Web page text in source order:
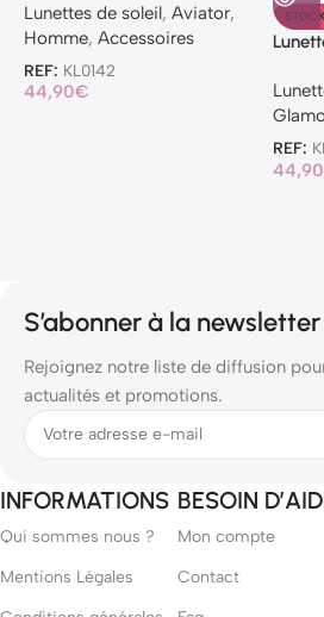
Lunettes de soleil, Aviator,
Homme, Accessoires
REF: KL0142
44,90€
REF:
44,90
S’abonner à la newsletter
Rejoignez notre liste de diffusion
actualités et promotions.
INFORMATIONS
Qui sommes nous ?
Mentions Légales
BESOIN
Mon compte
Contact